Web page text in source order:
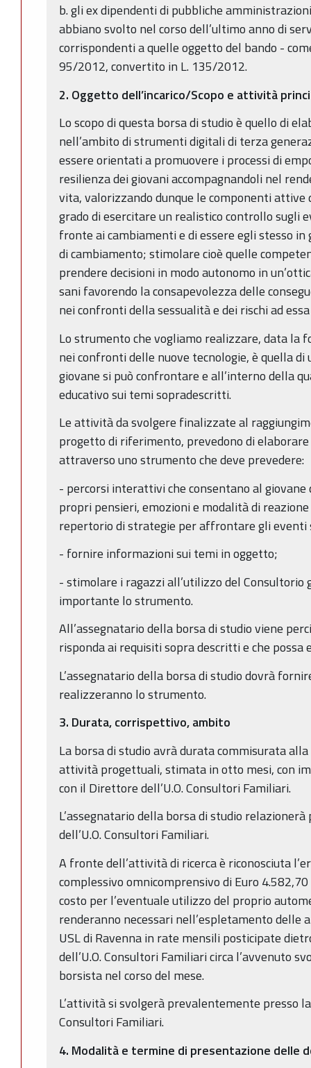
b. gli ex dipendenti di pubbliche
abbiano svolto nel corso dell’ultimo anno di
corrispondenti a quelle oggetto del bando -
95/2012, convertito in L. 135/2012.
2. Oggetto dell’incarico/Scopo e attività
Lo scopo di questa borsa di studio è quello di
nell’ambito di strumenti digitali di terza
essere orientati a promuovere i processi di
resilienza dei giovani accompagnandoli nel
vita, valorizzando dunque le componenti attive
grado di esercitare un realistico controllo sugli
fronte ai cambiamenti e di essere egli stesso
di cambiamento; stimolare cioè quelle
prendere decisioni in modo autonomo in
sani favorendo la consapevolezza delle
nei confronti della sessualità e dei rischi ad
Lo strumento che vogliamo realizzare, data la
nei confronti delle nuove tecnologie, è quella
giovane si può confrontare e all’interno della
educativo sui temi sopradescritti.
Le attività da svolgere finalizzate al
progetto di riferimento, prevedono di
attraverso uno strumento che deve prevedere:
- percorsi interattivi che consentano al
propri pensieri, emozioni e modalità di
repertorio di strategie per affrontare gli
- fornire informazioni sui temi in oggetto;
- stimolare i ragazzi all’utilizzo del Consultorio
importante lo strumento.
All’assegnatario della borsa di studio viene
risponda ai requisiti sopra descritti e che
L’assegnatario della borsa di studio dovrà
realizzeranno lo strumento.
3. Durata, corrispettivo, ambito
La borsa di studio avrà durata commisurata
attività progettuali, stimata in otto mesi, con
con il Direttore dell’U.O. Consultori Familiari.
L’assegnatario della borsa di studio
dell’U.O. Consultori Familiari.
A fronte dell’attività di ricerca è riconosciuta
complessivo omnicomprensivo di Euro
costo per l’eventuale utilizzo del proprio
renderanno necessari nell’espletamento delle
USL di Ravenna in rate mensili posticipate
dell’U.O. Consultori Familiari circa l’avvenuto
borsista nel corso del mese.
L’attività si svolgerà prevalentemente presso la
Consultori Familiari.
4. Modalità e termine di presentazione delle